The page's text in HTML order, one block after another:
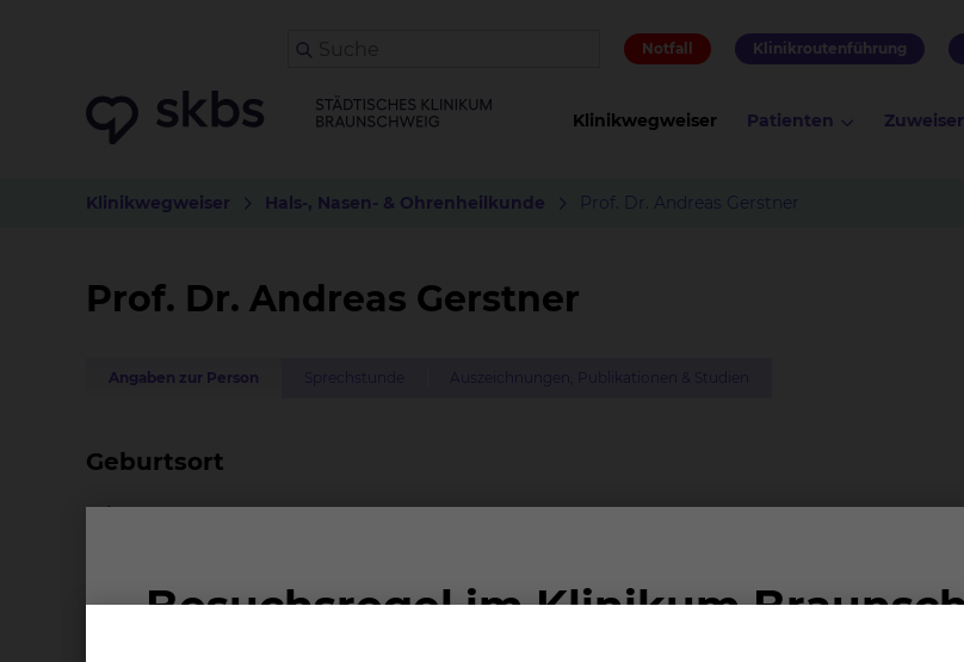
Notfall Klinikroutenführung
Klinikwegweiser Patienten Zuweiser
Klinikwegweiser Hals-, Nasen- & Ohrenheilkunde Prof. Dr. Andreas Gerstner
Prof. Dr. Andreas Gerstner
Angaben zur Person
Geburtsort
Erlangen
Beruflicher Werdegang